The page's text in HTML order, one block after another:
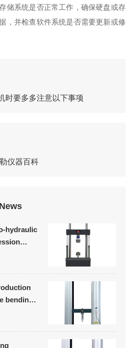
系统是否正常工作，确保硬盘或存
，并检查软件系统是否需要更新或修
时要多多注意以下事项
仪器百科
hydraulic
in
bending